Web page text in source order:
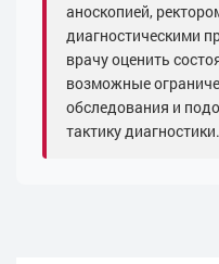
аноскопией,
диагностическими
врачу оценить
возможные
обследования и
тактику диагностики.